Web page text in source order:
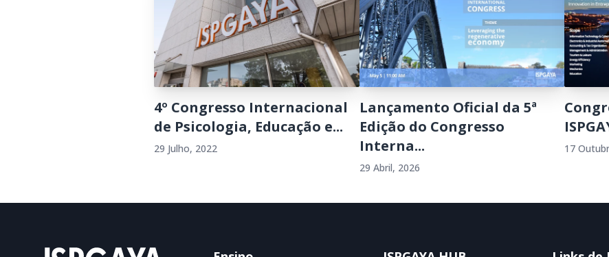
4º Congresso Internacional
de Psicologia, Educação e...
29 Julho, 2022
Lançamento Oficial da 5ª
Edição do Congresso
Interna...
29 Abril, 2026
17